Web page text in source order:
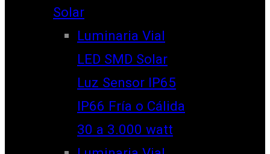
Solar
Luminaria Vial
LED SMD Solar
Luz Sensor IP65
IP66 Fría o Cálida
30 a 3.000 watt